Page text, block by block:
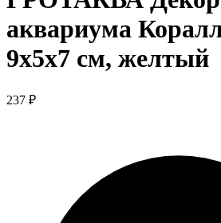
аквариума
9x5x7 см, желтый
237 ₽